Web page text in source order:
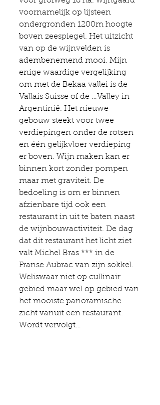
voornamelijk op lijsteen
ondergronden 1200m hoogte
boven zeespiegel. Het uitzicht
van op de wijnvelden is
adembenemend mooi. Mijn
enige waardige vergelijking
om met de Bekaa vallei is de
Vallais Suisse of de …Valley in
Argentinië. Het nieuwe
gebouw steekt voor twee
verdiepingen onder de rotsen
en één gelijkvloer verdieping
er boven. Wijn maken kan er
binnen kort zonder pompen
maar met graviteit. De
bedoeling is om er binnen
afzienbare tijd ook een
restaurant in uit te baten naast
de wijnbouwactiviteit. De dag
dat dit restaurant het licht ziet
valt Michel Bras *** in de
Franse Aubrac van zijn sokkel.
Weliswaar niet op cullinair
gebied maar wel op gebied van
het mooiste panoramische
zicht vanuit een restaurant.
Wordt vervolgt…